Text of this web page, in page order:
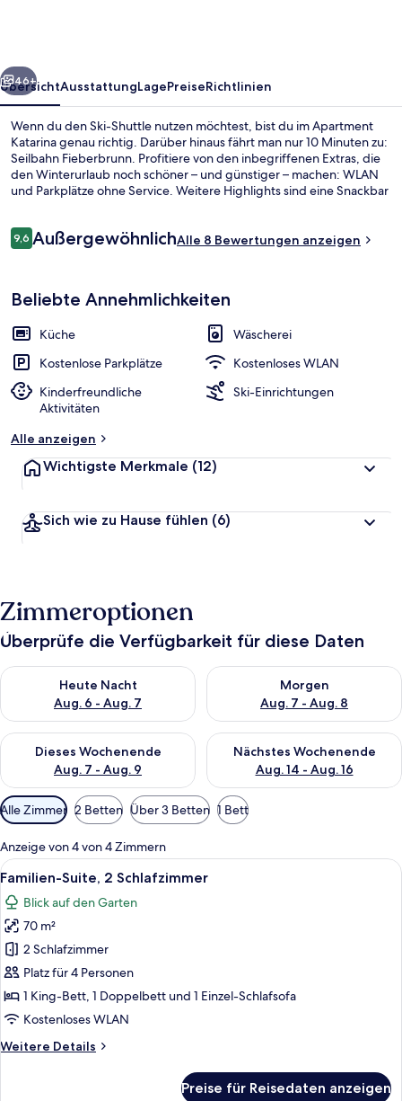
Weiter
46+
ÜbersichtAusstattungLagePreiseRichtlinien
Wenn du den Ski-Shuttle nutzen möchtest, bist du im Apartment
Katarina genau richtig. Darüber hinaus fährt man nur 10 Minuten zu:
Seilbahn Fieberbrunn. Profitiere von den inbegriffenen Extras, die
den Winterurlaub noch schöner – und günstiger – machen: WLAN
und Parkplätze ohne Service. Weitere Highlights sind eine Snackbar
Memory-Foam-Matratzen und Bettwäsche aus ägyptischer
Bewertungen
9,69,6 von 10.
AußergewöhnlichAlle 8 Bewertungen anzeigen
Beliebte Annehmlichkeiten
Küche
Wäscherei
Kostenlose Parkplätze
Kostenloses WLAN
Kinderfreundliche
Aktivitäten
Ski-Einrichtungen
Alle anzeigen
Wichtigste Merkmale (12)
Sich wie zu Hause fühlen (6)
Zimmeroptionen
Überprüfe die Verfügbarkeit für diese Daten
Heute Nacht
Aug. 6 - Aug. 7
Überprüfe die Verfügbarkeit für heute Nacht, Aug. 6 - Aug. 7.
Morgen
Aug. 7 - Aug. 8
Überprüfe die Verfügbarkeit
Dieses Wochenende
Aug. 7 - Aug. 9
Überprüfe die Verfügbarkeit für dieses Wochenende, Aug. 7
Nächstes Wochenende
Aug. 14 - Aug. 16
Überprüfe die Verfügbarkeit
Verfügbare
Filter
für
Zimmer
Alle Zimmer 2 Betten Über 3 Betten 1 Bett
Anzeige von 4 von 4 Zimmern
Alle
Fotos
für
Familien-
Suite,
2 Schlafzimmer
anzeigen
Ein Wohnzimmer mit einer Couch,
10
Familien-Suite, 2 Schlafzimmer
Blick auf den Garten
70 m²
2 Schlafzimmer
Platz für 4 Personen
1 King-Bett, 1 Doppelbett und 1 Einzel-Schlafsofa
Kostenloses WLAN
Weitere Details
Weitere
Preise für Reisedaten anzeigen